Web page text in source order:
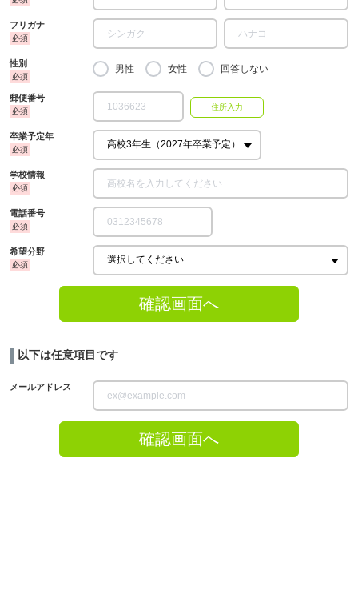
フリガナ
性別 男性 女性 回答しない
郵便番号
卒業予定年
学校情報
電話番号
希望分野
確認画面へ
以下は任意項目です
メールアドレス
確認画面へ